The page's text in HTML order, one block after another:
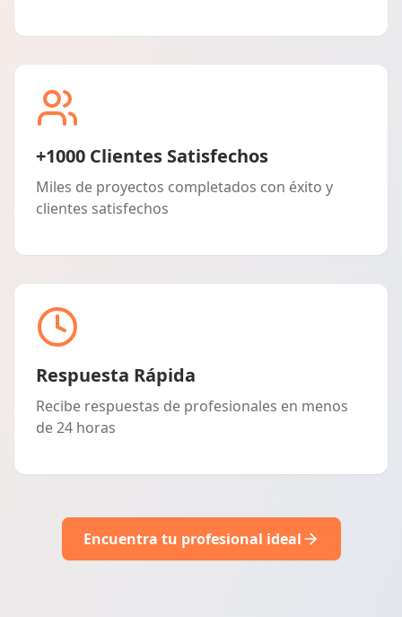
+1000 Clientes Satisfechos
Miles de proyectos completados con éxito y
clientes satisfechos
Respuesta Rápida
Recibe respuestas de profesionales en menos
de 24 horas
Encuentra tu profesional ideal